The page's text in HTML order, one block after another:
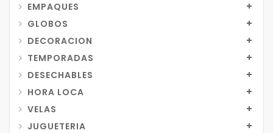
EMPAQUES
GLOBOS
DECORACION
TEMPORADAS
DESECHABLES
HORA LOCA
VELAS
JUGUETERIA